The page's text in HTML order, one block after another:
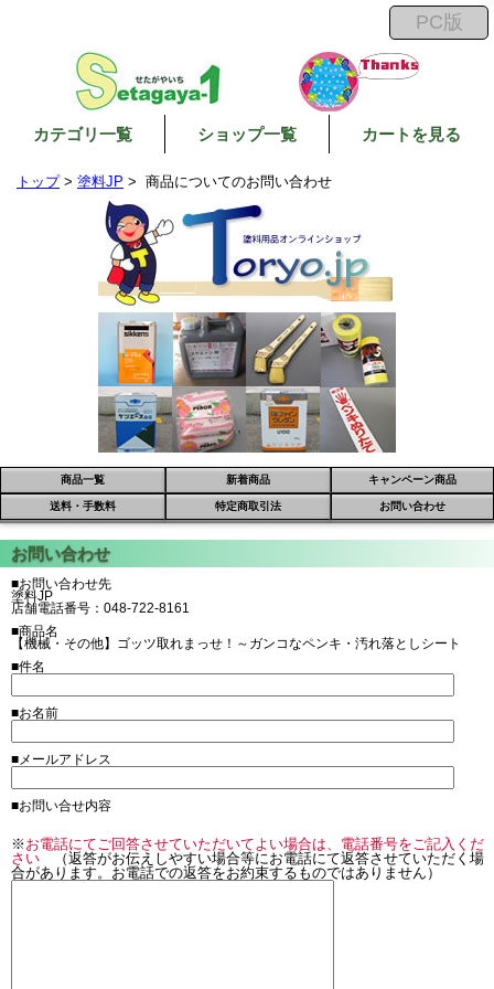
カテゴリ一覧 ショップ一覧 カートを見る
トップ> 塗料JP > 商品についてのお問い合わせ
商品一覧 新着商品 キャンペーン商品
送料・手数料 特定商取引法 お問い合わせ
■お問い合わせ先
塗料JP
店舗電話番号：048-722-8161
■商品名
【機械・その他】ゴッツ取れまっせ！～ガンコなペンキ・汚れ落としシート
■件名
■お名前
■メールアドレス
■お問い合せ内容
※ お電話にてご回答させていただいてよい場合は、電話番号をご記入くだ
さい （返答がお伝えしやすい場合等にお電話にて返答させていただく場
合があります。お電話での返答をお約束するものではありません）